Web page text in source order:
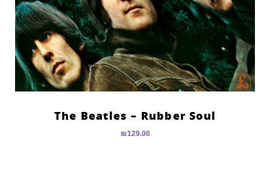
The Beatles – Rubber Soul
₪129.00